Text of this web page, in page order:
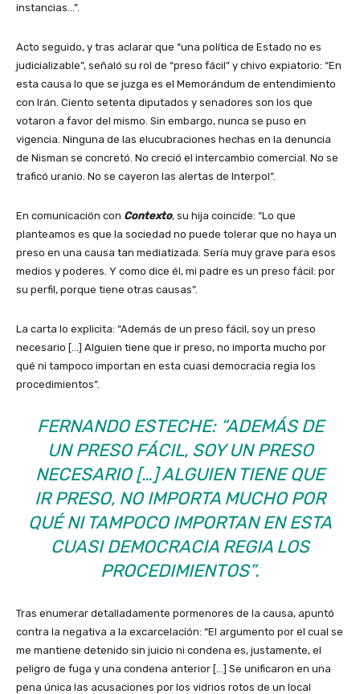
instancias…”.
Acto seguido, y tras aclarar que “una política de Estado no es
judicializable”, señaló su rol de “preso fácil” y chivo expiatorio: “En
esta causa lo que se juzga es el Memorándum de entendimiento
con Irán. Ciento setenta diputados y senadores son los que
votaron a favor del mismo. Sin embargo, nunca se puso en
vigencia. Ninguna de las elucubraciones hechas en la denuncia
de Nisman se concretó. No creció el intercambio comercial. No se
traficó uranio. No se cayeron las alertas de Interpol”.
En comunicación con Contexto, su hija coincide: “Lo que
planteamos es que la sociedad no puede tolerar que no haya un
preso en una causa tan mediatizada. Sería muy grave para esos
medios y poderes. Y como dice él, mi padre es un preso fácil: por
su perfil, porque tiene otras causas”.
La carta lo explicita: “Además de un preso fácil, soy un preso
necesario […] Alguien tiene que ir preso, no importa mucho por
qué ni tampoco importan en esta cuasi democracia regia los
procedimientos”.
FERNANDO ESTECHE: “ADEMÁS DE
UN PRESO FÁCIL, SOY UN PRESO
NECESARIO […] ALGUIEN TIENE QUE
IR PRESO, NO IMPORTA MUCHO POR
QUÉ NI TAMPOCO IMPORTAN EN ESTA
CUASI DEMOCRACIA REGIA LOS
PROCEDIMIENTOS”.
Tras enumerar detalladamente pormenores de la causa, apuntó
contra la negativa a la excarcelación: “El argumento por el cual se
me mantiene detenido sin juicio ni condena es, justamente, el
peligro de fuga y una condena anterior […] Se unificaron en una
pena única las acusaciones por los vidrios rotos de un local